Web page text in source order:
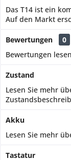
Das T14 ist ein
Auf den Markt
Bewertungen
0
Bewertungen
Zustand
Lesen Sie mehr
Akku
Lesen Sie mehr
Tastatur